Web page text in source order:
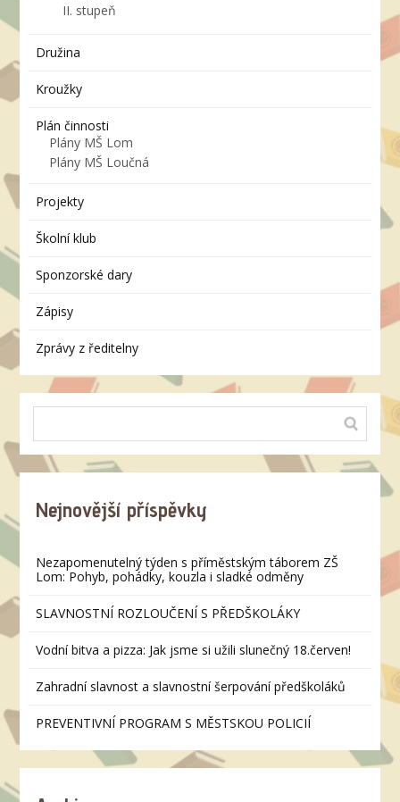
II. stupeň
Družina
Kroužky
Plán činnosti
Plány MŠ Lom
Plány MŠ Loučná
Projekty
Školní klub
Sponzorské dary
Zápisy
Zprávy z ředitelny
Nejnovější příspěvky
Nezapomenutelný týden s příměstským táborem ZŠ
Lom: Pohyb, pohádky, kouzla i sladké odměny
SLAVNOSTNÍ ROZLOUČENÍ S PŘEDŠKOLÁKY
Vodní bitva a pizza: Jak jsme si užili slunečný 18.červen!
Zahradní slavnost a slavnostní šerpování předškoláků
PREVENTIVNÍ PROGRAM S MĚSTSKOU POLICIÍ